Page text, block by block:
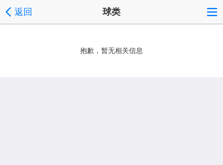
返回 球类
抱歉，暂无相关信息